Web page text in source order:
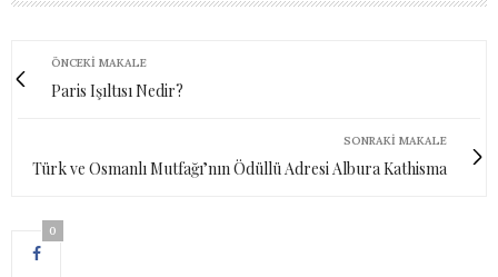
ÖNCEKI MAKALE
Paris Işıltısı Nedir?
SONRAKI MAKALE
Türk ve Osmanlı Mutfağı’nın Ödüllü Adresi Albura Kathisma
0